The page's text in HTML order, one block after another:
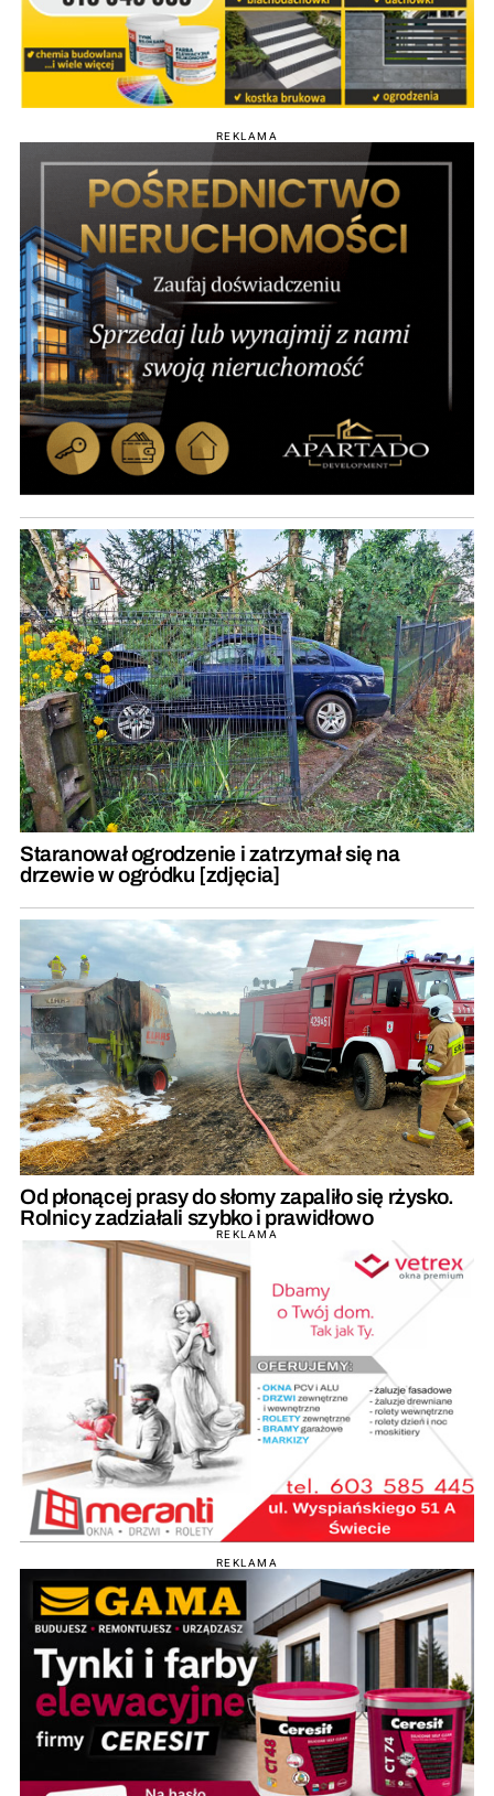
REKLAMA
Staranował ogrodzenie i zatrzymał się na
drzewie w ogródku [zdjęcia]
Od płonącej prasy do słomy zapaliło się rżysko.
Rolnicy zadziałali szybko i prawidłowo
REKLAMA
REKLAMA